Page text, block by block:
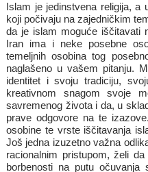
Islam je jedinstvena religija,
koji počivaju na zajedničkim
da je islam moguće iščitavati
Iran ima i neke posebne
temeljnih osobina tog
naglašeno u vašem pitanju.
identitet i svoju tradiciju,
kreativnom snagom svoje
savremenog života i da, u
prave odgovore na te
osobine te vrste iščitavanja
Još jedna izuzetno važna
racionalnim pristupom, želi
borbenosti na putu očuvanja